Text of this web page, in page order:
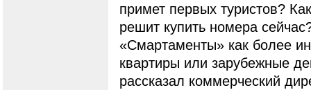
примет первых туристов?
решит купить номера
«Смартаменты» как более
квартиры или зарубежные
рассказал коммерческий